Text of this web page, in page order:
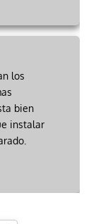
los
bien
instalar